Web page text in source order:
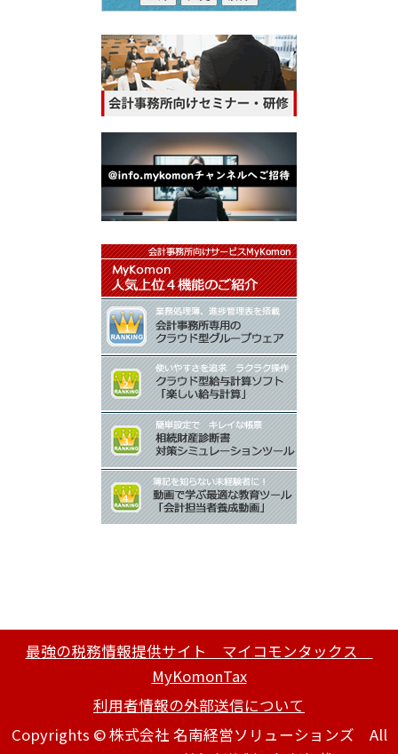
最強の税務情報提供サイト マイコモンタックス
MyKomonTax
利用者情報の外部送信について
Copyrights © 株式会社 名南経営ソリューションズ All